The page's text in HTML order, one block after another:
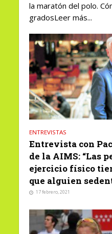
la maratón del polo.
gradosLeer más...
ENTREVISTAS
Entrevista con
de la AIMS: “Las
ejercicio físico
que alguien
17 febrero, 2021